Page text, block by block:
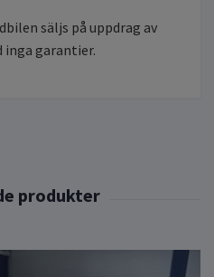
säljs på uppdrag av
inga garantier.